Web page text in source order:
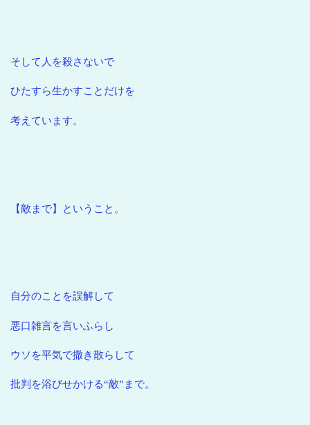
そして人を殺さないで
ひたすら生かすことだけを
考えています。
【敵まで】ということ。
自分のことを誤解して
悪口雑言を言いふらし
ウソを平気で撒き散らして
批判を浴びせかける“敵”まで。